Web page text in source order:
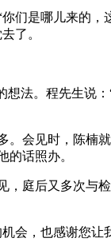
是哪儿来的，
了。
法。程先生说
会见时，陈楠
话照办。
庭后又多次与
，也感谢您让